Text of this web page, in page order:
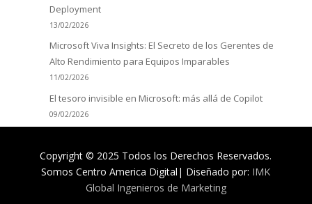
Deployment
13/02/2026
Microsoft Viva Insights: El Secreto de los Gerentes de
Alto Rendimiento para Equipos Imparables
11/02/2026
El tesoro invisible en Microsoft: más allá de Copilot
09/02/2026
Copyright © 2025 Todos los Derechos Reservados.
Somos Centro America Digital| Diseñado por: IMK
Global Ingenieros de Marketing